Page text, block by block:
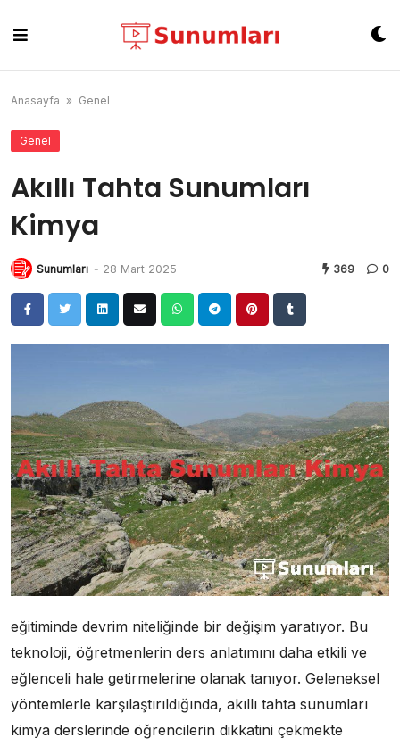
content
Anasayfa » Genel
Genel
Akıllı Tahta Sunumları
Kimya
Sunumları - 28 Mart 2025 369 0
eğitiminde devrim niteliğinde bir değişim yaratıyor. Bu
teknoloji, öğretmenlerin ders anlatımını daha etkili ve
eğlenceli hale getirmelerine olanak tanıyor. Geleneksel
yöntemlerle karşılaştırıldığında, akıllı tahta sunumları
kimya derslerinde öğrencilerin dikkatini çekmekte